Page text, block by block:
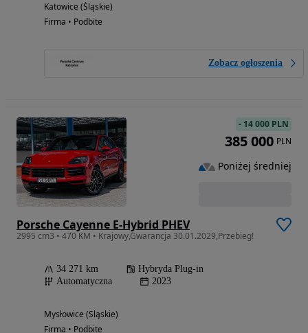
Katowice (Śląskie)
Firma • Podbite
Zobacz ogłoszenia
Porsche Cayenne E-Hybrid PHEV
2995 cm3 • 470 KM • Krajowy,Gwarancja 30.01.2029,Przebieg!
34 271 km
Hybryda Plug-in
Automatyczna
2023
Mysłowice (Śląskie)
Firma • Podbite
- 14 000 PLN
385 000 PLN
Poniżej średniej